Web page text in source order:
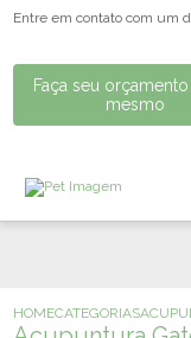
Entre em contato com um
Faça seu
mesmo
HOMECATEGORIAS